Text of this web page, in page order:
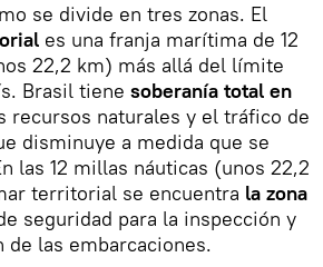
se divide en tres zonas. El
es una franja marítima de 12
22,2 km) más allá del límite
Brasil tiene soberanía total en
recursos naturales y el tráfico de
disminuye a medida que se
las 12 millas náuticas (unos 22,2
territorial se encuentra la zona
seguridad para la inspección y
las embarcaciones.